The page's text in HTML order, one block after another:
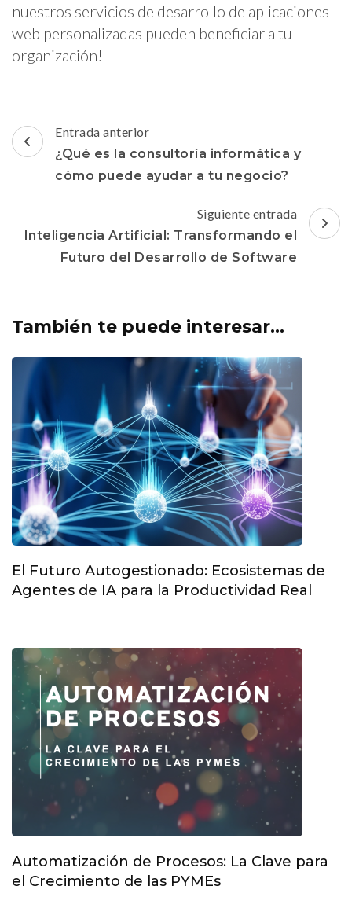
nuestros servicios de desarrollo de aplicaciones
web personalizadas pueden beneficiar a tu
organización!
Navegación
de
entradas
Entrada anterior
¿Qué es la consultoría informática y
cómo puede ayudar a tu negocio?
Siguiente entrada
Inteligencia Artificial: Transformando el
Futuro del Desarrollo de Software
También te puede interesar...
El Futuro Autogestionado: Ecosistemas de
Agentes de IA para la Productividad Real
Automatización de Procesos: La Clave para
el Crecimiento de las PYMEs